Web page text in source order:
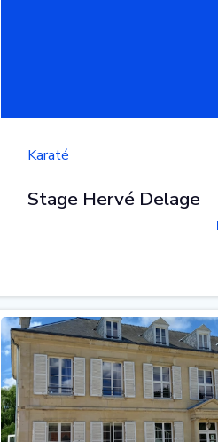
Karaté
Stage Hervé Delage